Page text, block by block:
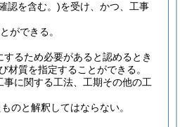
認を含む。)を受け、かつ、工事
ができる。
るため必要があると認めるとき
質を指定することができる。
に関する工法、工期その他の工
のと解釈してはならない。